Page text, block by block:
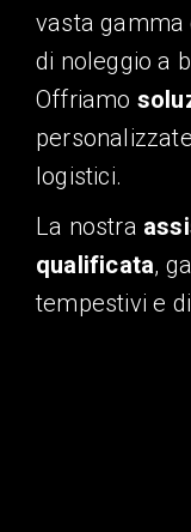
vasta gamma
di noleggio a
Offriamo
logistici.
La nostra
qualificata,
tempestivi e